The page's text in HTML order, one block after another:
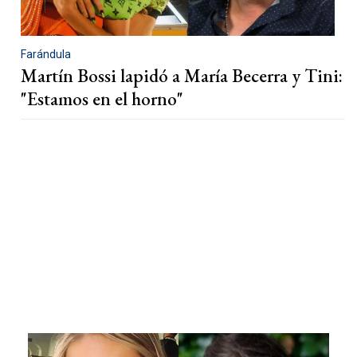
Farándula
Martín Bossi lapidó a María Becerra y Tini:
"Estamos en el horno"